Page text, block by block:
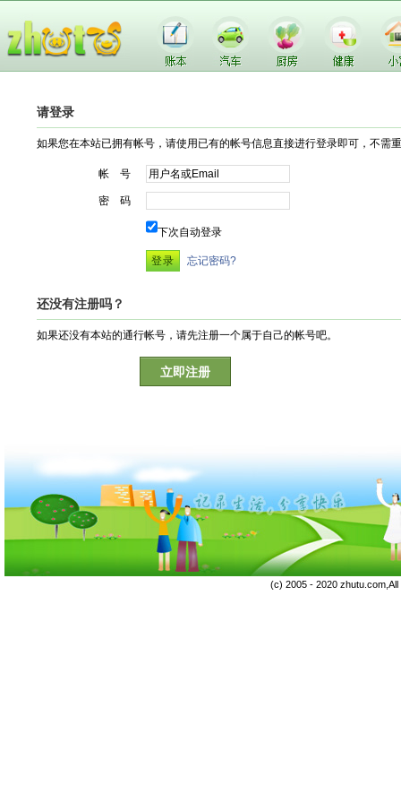
请登录
如果您在本站已拥有帐号，请使用已有的帐号信息直接进行登录即可，不需
帐 号
密 码
下次自动登录
忘记密码?
还没有注册吗？
如果还没有本站的通行帐号，请先注册一个属于自己的帐号吧。
立即注册
(c) 2005 - 2020